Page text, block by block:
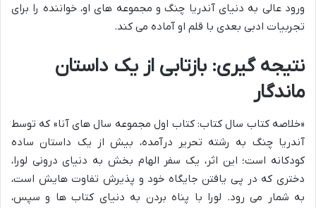
ورود عالی به دنیای آندریا چنگ و مجموعه های او، خواننده را برای
تجربیات ادبی بعدی با قلم او آماده می کند.
نتیجه گیری: بازتابی از یک داستان
ماندگار
«خلاصه کتاب سال کتاب: کتاب اول مجموعه سال های آنا» که توسط
آندریا چنگ به رشته تحریر درآمده، بیش از یک داستان ساده
کودکانه است؛ این اثر، یک سفر الهام بخش به دنیای درونی لورا،
دختری که در پی یافتن جایگاه خود و پذیرش تفاوت هایش است،
به شمار می رود. لورا با پناه بردن به دنیای کتاب ها و سپس،